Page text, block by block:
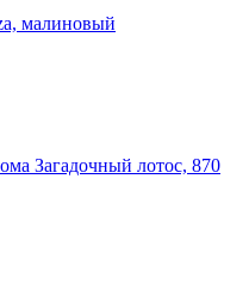
малиновый
Загадочный лотос, 870